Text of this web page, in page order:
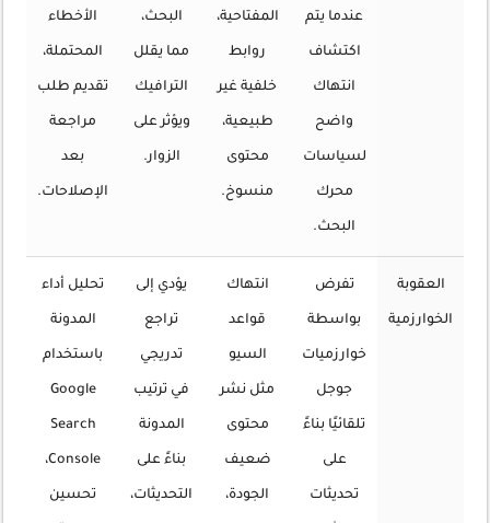
عندما يتم
اكتشاف
انتهاك
واضح
لسياسات
محرك
البحث.
المفتاحية،
روابط
خلفية غير
طبيعية،
محتوى
منسوخ.
البحث،
مما يقلل
الترافيك
ويؤثر على
الزوار.
الأخطاء
المحتملة،
تقديم طلب
مراجعة
بعد
الإصلاحات.
العقوبة
الخوارزمية
تفرض
بواسطة
خوارزميات
جوجل
تلقائيًا بناءً
على
تحديثات
انتهاك
قواعد
السيو
مثل نشر
محتوى
ضعيف
الجودة،
يؤدي إلى
تراجع
تدريجي
في ترتيب
المدونة
بناءً على
التحديثات،
تحليل أداء
المدونة
باستخدام
Google
Search
Console،
تحسين